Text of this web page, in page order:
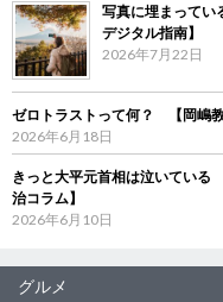
写真に埋まって
デジタル指南】
2026年7月22日
ゼロトラストって何？ 【岡嶋教
2026年6月18日
きっと大平元首相は泣いてい
治コラム】
2026年6月10日
グルメ